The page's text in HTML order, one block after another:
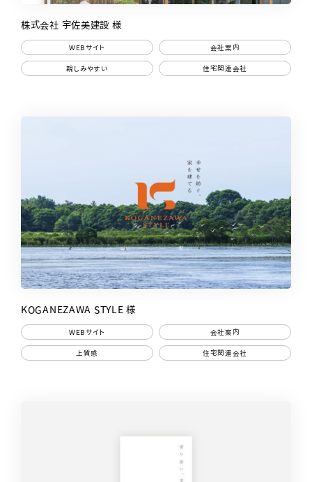
株式会社 宇佐美建設 様
WEBサイト 会社案内
親しみやすい 住宅関連会社
KOGANEZAWA STYLE 様
WEBサイト 会社案内
上質感 住宅関連会社